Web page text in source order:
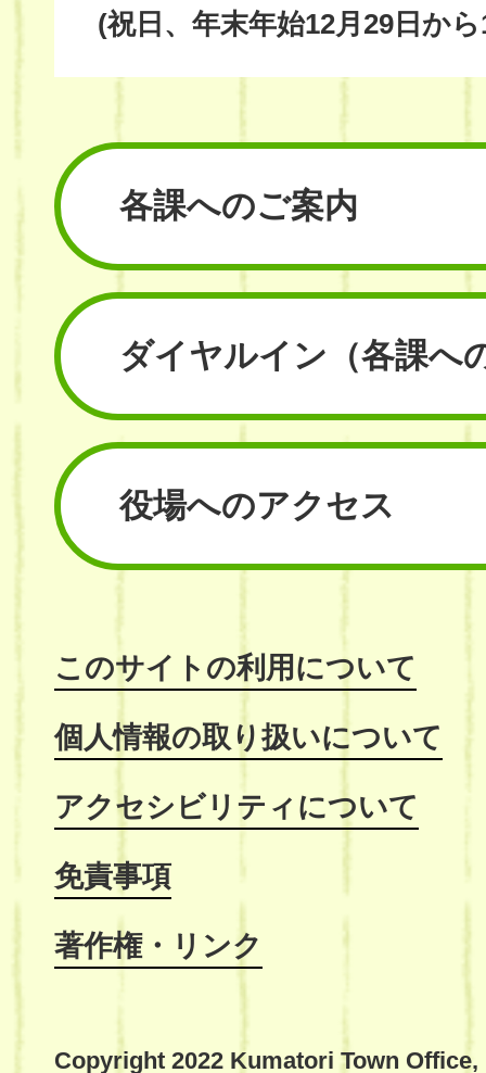
(祝日、年末年始12月29日か
各課へのご案内
ダイヤルイン （各課へ
役場へのアクセス
このサイトの利用について
個人情報の取り扱いについて
アクセシビリティについて
免責事項
著作権・リンク
Copyright 2022 Kumatori Town Office,